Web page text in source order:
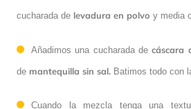
cucharada de levadura en polvo y media
Añadimos una cucharada decáscara
de mantequilla sin sal. Batimos todo con
Cuando la mezcla tenga una